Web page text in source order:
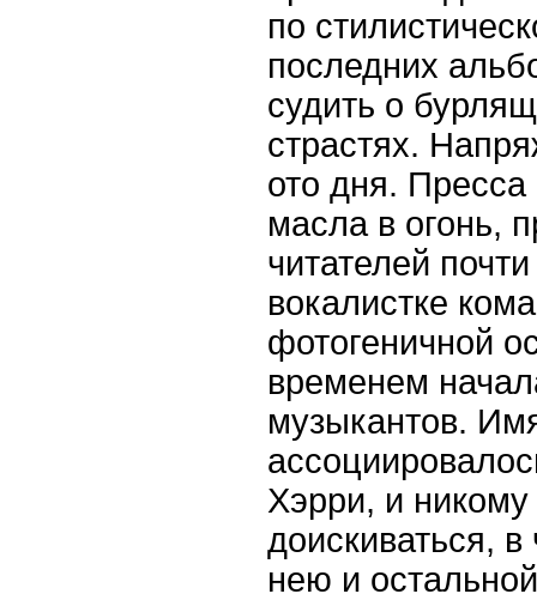
по
последних
судить о
страстях.
ото дня.
масла в огонь,
читателей
вокалистке
фотогеничной
временем
музыкантов.
Хэрри, и никому
доискиваться,
нею и